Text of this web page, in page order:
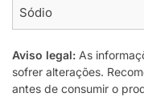
Sódio
Aviso legal: As
sofrer alterações.
antes de consumir o